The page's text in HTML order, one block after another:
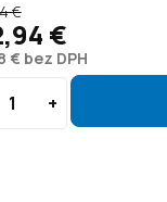
€ bez DPH
€
€